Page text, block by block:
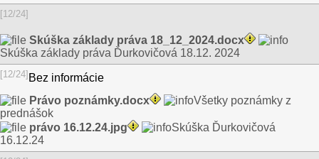
[12/24]
Skúška základy práva 18_12_2024.docx
Skúška základy práva Ďurkovičová 18.12. 2024
[12/24] Bez informácie
Právo poznámky.docx
Všetky poznámky z
prednášok
právo 16.12.24.jpg
Skúška Ďurkovičová
16.12.24